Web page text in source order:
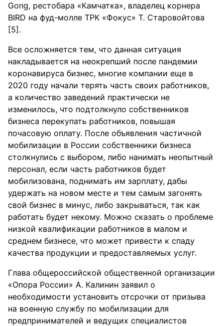
Gong, рестобара «Камчатка», владелец корнера
BIRD на фуд-молле ТРК «Фокус» Т. Старовойтова
[5].
Все осложняется тем, что данная ситуация
накладывается на неокрепший после пандемии
коронавируса бизнес, многие компании еще в
2020 году начали терять часть своих работников,
а количество заведений практически не
изменилось, что подтолкнуло собственников
бизнеса перекупать работников, повышая
почасовую оплату. После объявления частичной
мобилизации в России собственники бизнеса
столкнулись с выбором, либо нанимать неопытный
персонал, если часть работников будет
мобилизована, поднимать им зарплату, дабы
удержать на новом месте и тем самым загонять
свой бизнес в минус, либо закрываться, так как
работать будет некому. Можно сказать о проблеме
низкой квалификации работников в малом и
среднем бизнесе, что может привести к спаду
качества продукции и предоставляемых услуг.
Глава общероссийской общественной организации
«Опора России» А. Калинин заявил о
необходимости установить отсрочки от призыва
на военную службу по мобилизации для
предпринимателей и ведущих специалистов